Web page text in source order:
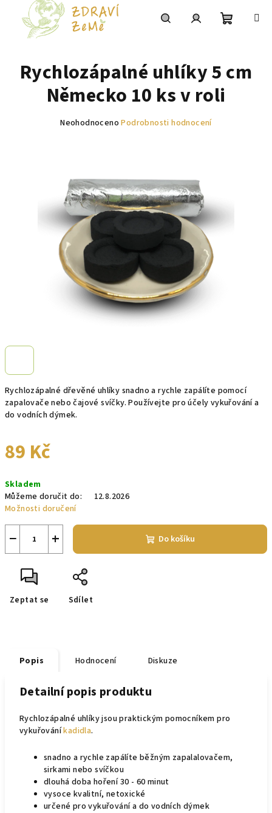
košík
Rychlozápalné dřevěné uhlíky snadno a rychle zapálíte pomocí
zapalovače nebo čajové svíčky. Používejte pro účely vykuřování a
do vodních dýmek.
89 Kč
cena:
Skladem
Můžeme doručit do:
12.8.2026
Možnosti doručení
+
− Do košíku
Zeptat se Sdílet
Rychlozápalné uhlíky 5 cm
Německo 10 ks v roli
Průměrné
hvězdiček.
Neohodnoceno Podrobnosti hodnocení
Popis Hodnocení Diskuze
Detailní popis produktu
Rychlozápalné uhlíky jsou praktickým pomocníkem pro
vykuřováníkadidla.
snadno a rychle zapálíte běžným zapalalovačem,
sirkami nebo svíčkou
dlouhá doba hoření 30 - 60 minut
vysoce kvalitní, netoxické
určené pro vykuřování a do vodních dýmek